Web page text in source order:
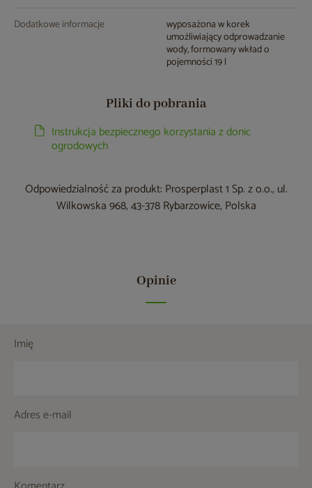
Dodatkowe informacje wyposażona w korek
umożliwiający odprowadzanie
wody, formowany wkład o
pojemności 19 l
Pliki do pobrania
Instrukcja bezpiecznego korzystania z donic
ogrodowych
Odpowiedzialność za produkt: Prosperplast 1 Sp. z o.o., ul.
Wilkowska 968, 43-378 Rybarzowice, Polska
Opinie
Imię
Adres e-mail